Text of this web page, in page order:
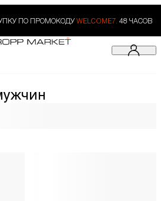
ПО ПРОМОКОДУ WELCOME7. 48 ЧАСОВ